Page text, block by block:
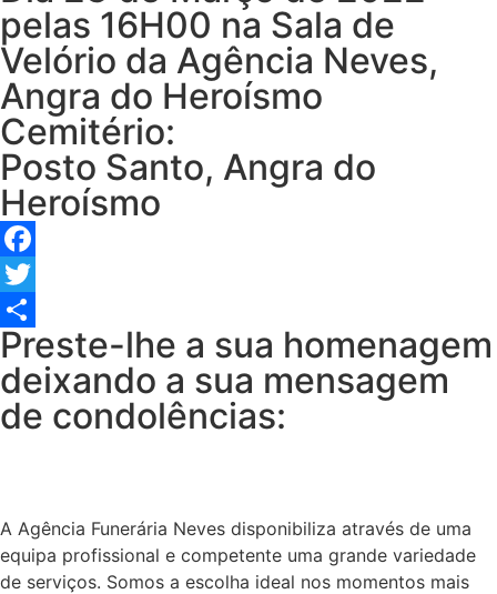
pelas 16H00 na Sala de
Velório da Agência Neves,
Angra do Heroísmo
Cemitério:
Posto Santo, Angra do
Heroísmo
Facebook
Twitter
Share
Preste-lhe a sua homenagem
deixando a sua mensagem
de condolências:
A Agência Funerária Neves disponibiliza através de uma
equipa profissional e competente uma grande variedade
de serviços. Somos a escolha ideal nos momentos mais